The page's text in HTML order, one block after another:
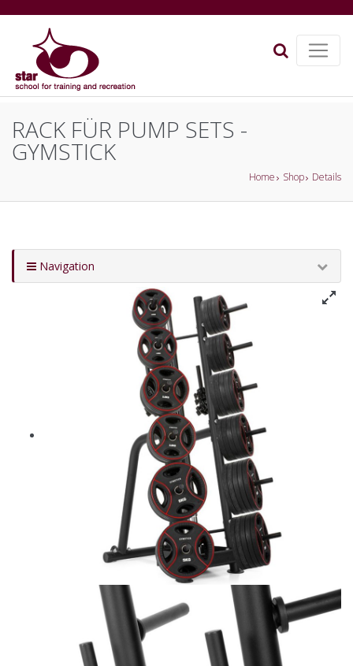
RACK FÜR PUMP SETS -
GYMSTICK
Home Shop Details
Navigation